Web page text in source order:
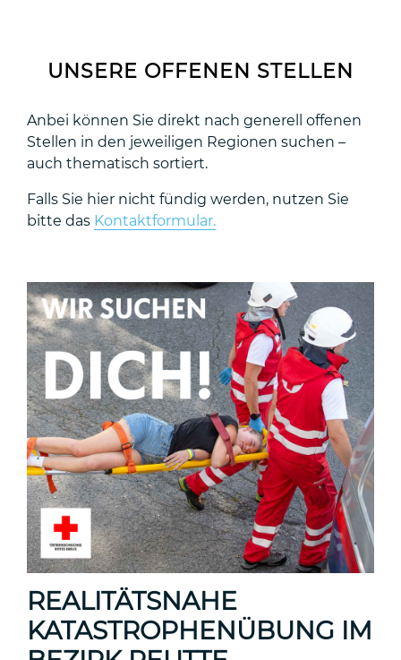
UNSERE OFFENEN STELLEN
Anbei können Sie direkt nach generell offenen
Stellen in den jeweiligen Regionen suchen –
auch thematisch sortiert.
Falls Sie hier nicht fündig werden, nutzen Sie
bitte das Kontaktformular.
REALITÄTSNAHE
KATASTROPHENÜBUNG IM